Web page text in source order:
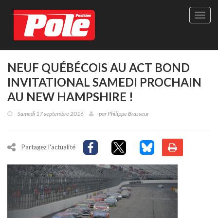
Site
Le
NEUF QUÉBÉCOIS AU ACT BOND
INVITATIONAL SAMEDI PROCHAIN
AU NEW HAMPSHIRE !
Samedi 17 septembre 2016 parPhilippe Brasseur
Partagez l'actualité